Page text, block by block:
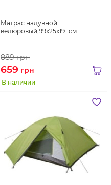
Матрас надувной
велюровый,99х25х191 см
889грн
659 грн
В наличии